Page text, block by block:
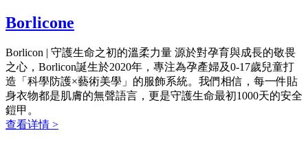
Borlicone
Borlicon | 守護生命之初的溫柔力量 源於對孕育與成長的敬畏
之心，Borlicon誕生於2020年，專注為孕產婦及0-17歲兒童打
造「科學防護×藝術美學」的服飾系統。我們相信，每一件貼
身衣物都是肌膚的無聲語言，更是守護生命最初1000天的安全
鎧甲。
查看详情 >